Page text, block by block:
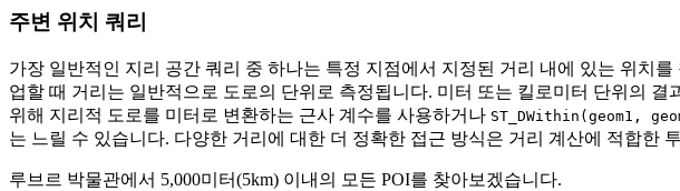
주변 위치 쿼리
가장 일반적인 지리 공간 쿼리 중 하나는 특정 지점에서 지정된 거리 내에 있는 위치를
업할 때 거리는 일반적으로 도로의 단위로 측정됩니다. 미터 또는 킬로미터 단위의
위해 지리적 도로를 미터로 변환하는 근사 계수를 사용하거나 ST_DWithin(geom1,
는 느릴 수 있습니다. 다양한 거리에 대한 더 정확한 접근 방식은 거리 계산에 적합한
루브르 박물관에서 5,000미터(5km) 이내의 모든 POI를 찾아보겠습니다.